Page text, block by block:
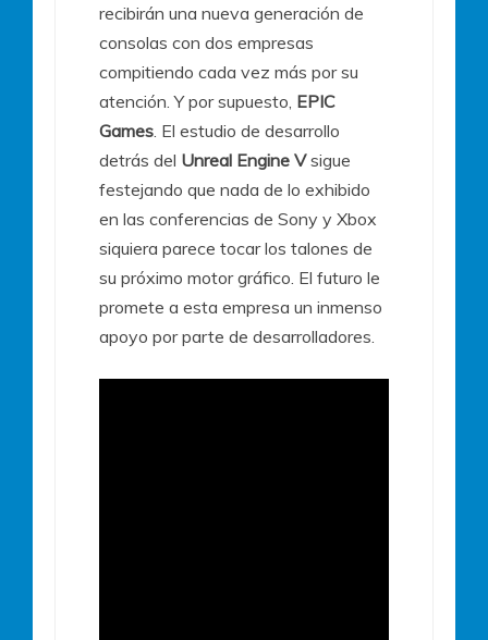
recibirán una nueva generación de
consolas con dos empresas
compitiendo cada vez más por su
atención. Y por supuesto, EPIC
Games . El estudio de desarrollo
detrás del Unreal Engine Vsigue
festejando que nada de lo exhibido
en las conferencias de Sony y Xbox
siquiera parece tocar los talones de
su próximo motor gráfico. El futuro le
promete a esta empresa un inmenso
apoyo por parte de desarrolladores.